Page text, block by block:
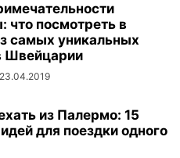
что посмотреть в
самых уникальных
Швейцарии
23.04.2019
из Палермо: 15
для поездки одного